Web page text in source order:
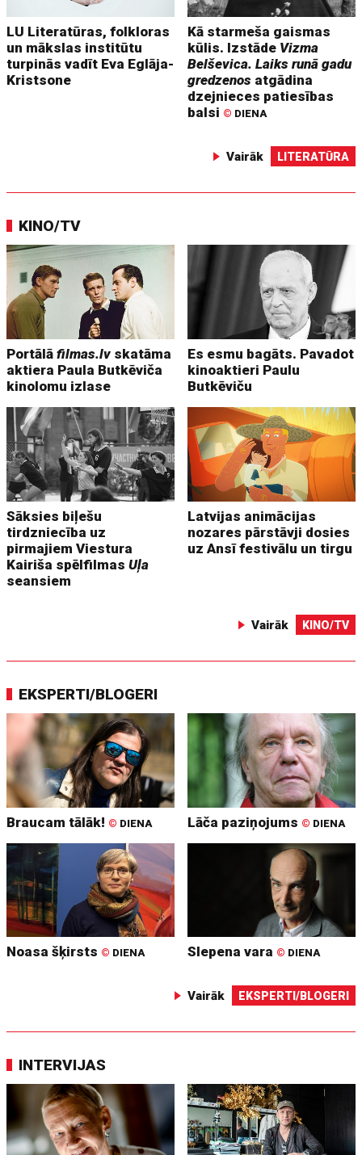
LU Literatūras, folkloras
un mākslas institūtu
turpinās vadīt Eva Eglāja-
Kristsone
Kā starmeša gaismas
kūlis. Izstāde Vizma
Belševica. Laiks runā gadu
gredzenos atgādina
dzejnieces patiesības
balsi © DIENA
Vairāk LITERATŪRA
KINO/TV
Portālāfilmas.lv skatāma
aktiera Paula Butkēviča
kinolomu izlase
Es esmu bagāts. Pavadot
kinoaktieri Paulu
Butkēviču
Sāksies biļešu
tirdzniecība uz
pirmajiem Viestura
Kairiša spēlfilmasUļa
seansiem
Latvijas animācijas
nozares pārstāvji dosies
uz Ansī festivālu un tirgu
Vairāk KINO/TV
EKSPERTI/BLOGERI
Braucam tālāk! © DIENA Lāča paziņojums © DIENA
Noasa šķirsts © DIENA Slepena vara © DIENA
Vairāk EKSPERTI/BLOGERI
INTERVIJAS